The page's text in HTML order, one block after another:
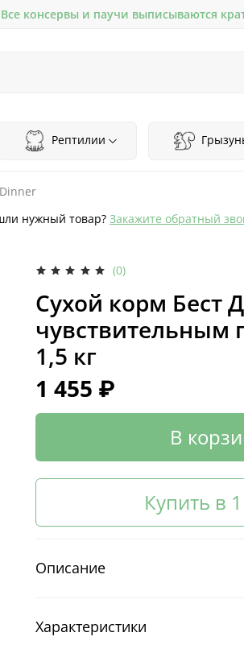
консервы и паучи выписываются
Рептилии
нужный товар? Закажите обратный
(0)
Сухой корм Бест
чувствительным
1,5 кг
1 455 ₽
В
Купить в
Описание
Характеристики